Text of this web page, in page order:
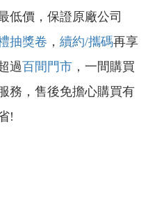
低價，保證原廠公司
抽獎卷 ， 續約/攜碼再享
過百間門市 ，一間購買
務，售後免擔心購買有
!